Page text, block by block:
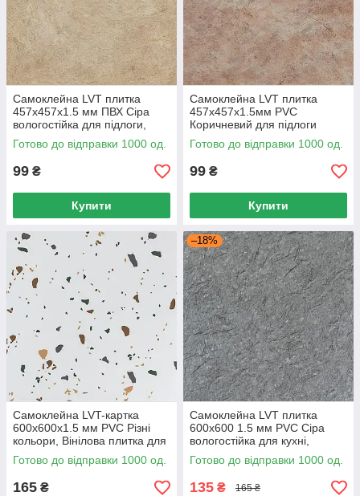
Самоклейна LVT плитка
457х457х1.5 мм ПВХ Сіра
вологостійка для підлоги,
Вінілова плитка 457х457 1.5
мм
Готово до відправки 1000 од.
99 ₴
Купити
Самоклейна LVT плитка
457х457х1.5мм PVC
Коричневий для підлоги
вологостійка, Вінілова плитка
0.2088м2 1 плита
Готово до відправки 1000 од.
99 ₴
Купити
Самоклейна LVT-картка
600x600x1.5 мм PVC Різні
кольори, Вінілова плитка для
підлоги 600x600 1.5 мм
Готово до відправки 1000 од.
165 ₴
–18%
Самоклейна LVT плитка
600х600 1.5 мм PVC Сіра
вологостійка для кухні,
Вінілова плитка самоклейна
600х600
Готово до відправки 1000 од.
135 ₴ 165 ₴